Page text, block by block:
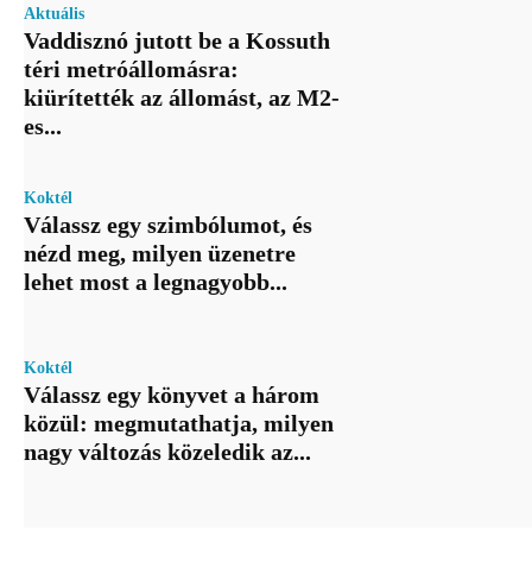
Aktuális
Vaddisznó jutott be a Kossuth
téri metróállomásra:
kiürítették az állomást, az M2-
es...
Koktél
Válassz egy szimbólumot, és
nézd meg, milyen üzenetre
lehet most a legnagyobb...
Koktél
Válassz egy könyvet a három
közül: megmutathatja, milyen
nagy változás közeledik az...